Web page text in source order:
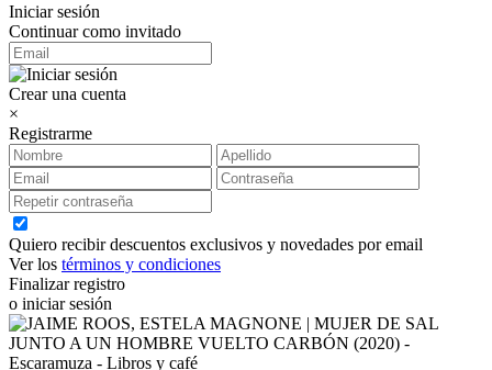
Iniciar sesión
Continuar como invitado
Crear una cuenta
×
Registrarme
Quiero recibir descuentos exclusivos y novedades por email
Ver los términos y condiciones
Finalizar registro
o iniciar sesión